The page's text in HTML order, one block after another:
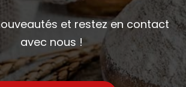
et restez en contact
avec nous !